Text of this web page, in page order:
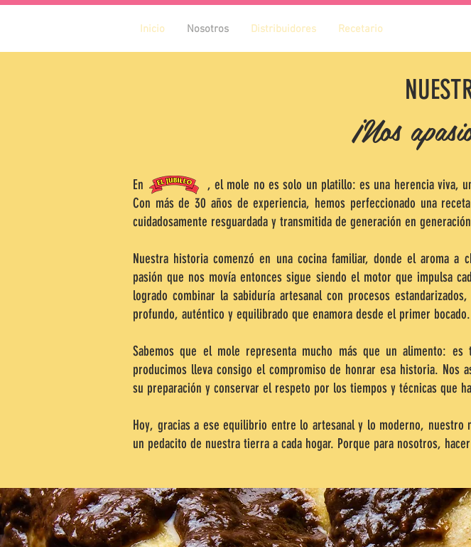
Inicio Nosotros Distribuidores Recetario
¡Nos
En , el mole no es solo un platillo: es una herencia viva, un
Con más de 30 años de experiencia, hemos perfeccionado una
cuidadosamente resguardada y transmitida de generación en
Nuestra historia comenzó en una cocina familiar, donde el aroma a
pasión que nos movía entonces sigue siendo el motor que impulsa
logrado combinar la sabiduría artesanal con procesos
profundo, auténtico y equilibrado que enamora desde el primer bocado.
Sabemos que el mole representa mucho más que un alimento:
producimos lleva consigo el compromiso de honrar esa historia. Nos
su preparación y conservar el respeto por los tiempos y técnicas que
Hoy, gracias a ese equilibrio entre lo artesanal y lo moderno,
un pedacito de nuestra tierra a cada hogar. Porque para nosotros,